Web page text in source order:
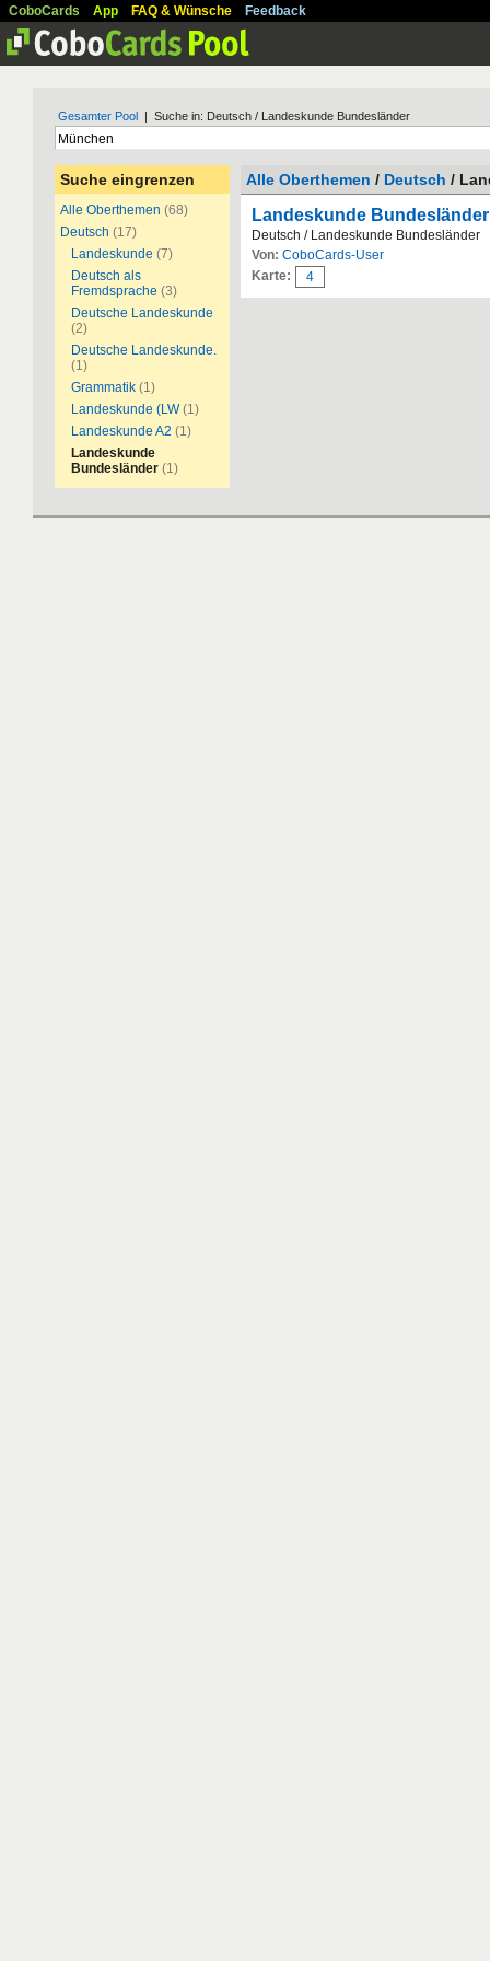
CoboCards App FAQ & Wünsche Feedback
Gesamter Pool | Suche in: Deutsch / Landeskunde Bundesländer
Suche eingrenzen
Alle Oberthemen (68)
Deutsch (17)
Landeskunde (7)
Deutsch als
Fremdsprache (3)
Deutsche Landeskunde
(2)
Deutsche Landeskunde.
(1)
Grammatik (1)
Landeskunde (LW (1)
Landeskunde A2 (1)
Landeskunde
Bundesländer (1)
Alle Oberthemen / Deutsch /
Landeskunde Bundesländer
Deutsch / Landeskunde Bundesländer
Von: CoboCards-User
Karte:
4